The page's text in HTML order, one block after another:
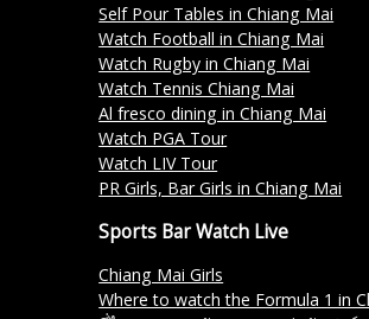
Self Pour Tables in Chiang Mai
Watch Football in Chiang Mai
Watch Rugby in Chiang Mai
Watch Tennis Chiang Mai
Al fresco dining in Chiang Mai
Watch PGA Tour
Watch LIV Tour
PR Girls, Bar Girls in Chiang Mai
Sports Bar Watch Live
Chiang Mai Girls
Where to watch the Formula 1 in